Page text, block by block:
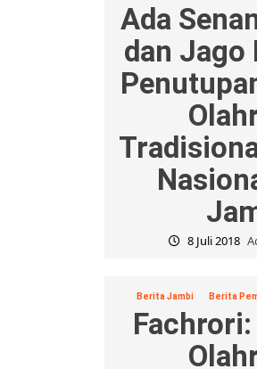
Ada
dan Jago
8 Juli 2018
Berita Jambi Berita